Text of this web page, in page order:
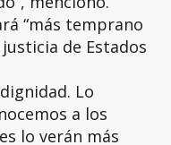
“más temprano
de Estados
Lo
a los
lo verán más